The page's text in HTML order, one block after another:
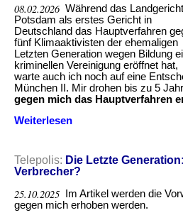
08.02.2026 Während das Landgericht
Potsdam als erstes Gericht in
Deutschland das Hauptverfahren
fünf Klimaaktivisten der ehemaligen
Letzten Generation wegen Bildung
kriminellen Vereinigung eröffnet hat,
warte auch ich noch auf eine
München II. Mir drohen bis zu 5
gegen mich das Hauptverfahren
Weiterlesen
gegen
Letzte
Generation
eröffnet
Telepolis: Die Letzte
Verbrecher?
25.10.2025
Im Artikel werden die
gegen mich erhoben werden.